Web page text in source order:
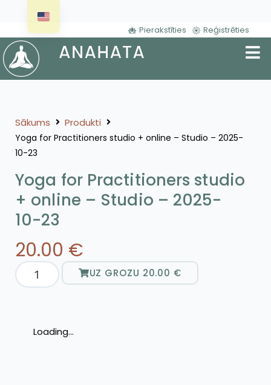
Pierakstīties Reģistrēties
Sākums Produkti
Yoga for Practitioners studio + online – Studio – 2025-
10-23
Yoga for Practitioners studio
+ online – Studio – 2025-
10-23
20.00 €
UZ GROZU 20.00 €
Loading...